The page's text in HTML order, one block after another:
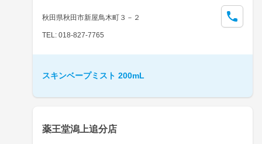
秋田県秋田市新屋鳥木町３－２
TEL: 018-827-7765
スキンベープミスト 200mL
薬王堂潟上追分店